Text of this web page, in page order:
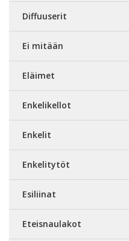
Diffuuserit
Ei mitään
Eläimet
Enkelikellot
Enkelit
Enkelitytöt
Esiliinat
Eteisnaulakot